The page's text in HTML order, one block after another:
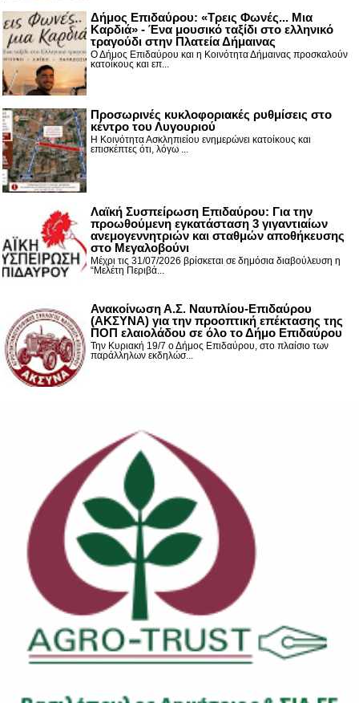
Δήμος Επιδαύρου: «Τρεις Φωνές... Μια
Καρδιά» - Ένα μουσικό ταξίδι στο ελληνικό
τραγούδι στην Πλατεία Δήμαινας
Ο Δήμος Επιδαύρου και η Κοινότητα Δήμαινας προσκαλούν
κατοίκους και επ...
Προσωρινές κυκλοφοριακές ρυθμίσεις στο
κέντρο του Λυγουριού
Η Κοινότητα Ασκληπιείου ενημερώνει κατοίκους και
επισκέπτες ότι, λόγω ...
Λαϊκή Συσπείρωση Επιδαύρου: Για την
προωθούμενη εγκατάσταση 3 γιγαντιαίων
ανεμογεννητριών και σταθμών αποθήκευσης
στο Μεγαλοβούνι
Μέχρι τις 31/07/2026 βρίσκεται σε δημόσια διαβούλευση η
“Μελέτη Περιβά...
Ανακοίνωση Α.Σ. Ναυπλίου-Επιδαύρου
(ΑΚΣΥΝΑ) για την προοπτική επέκτασης της
ΠΟΠ ελαιολάδου σε όλο το Δήμο Επιδαύρου
Την Κυριακή 19/7 ο Δήμος Επιδαύρου, στο πλαίσιο των
παράλληλων εκδηλώσ...